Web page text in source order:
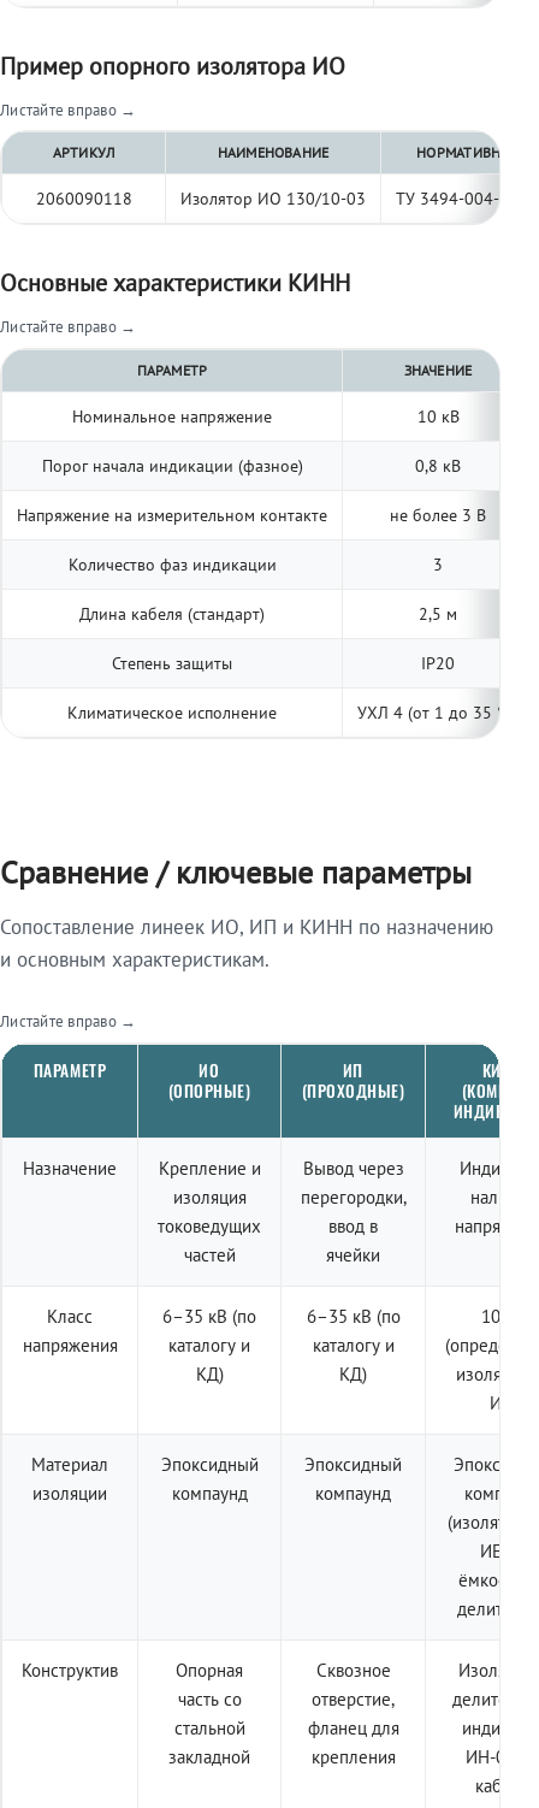
Пример опорного изолятора ИО
Листайте вправо →
АРТИКУЛ НАИМЕНОВАНИЕ НОРМАТИВНЫЙ
2060090118 Изолятор ИО 130/10-03 ТУ 3494-004-
Основные характеристики КИНН
Листайте вправо →
ПАРАМЕТР ЗНАЧЕНИЕ
Номинальное напряжение 10 кВ
Порог начала индикации (фазное) 0,8 кВ
Напряжение на измерительном контакте не более 3 В
Количество фаз индикации 3
Длина кабеля (стандарт) 2,5 м
Степень защиты IP20
Климатическое исполнение УХЛ 4 (от 1 до 35 °С)
Сравнение / ключевые параметры
Сопоставление линеек ИО, ИП и КИНН по назначению
и основным характеристикам.
Листайте вправо →
ПАРАМЕТР
ИО
(ОПОРНЫЕ)
ИП
(ПРОХОДНЫЕ)
КИНН
Назначение
Крепление и
изоляция
токоведущих
частей
Вывод через
перегородки,
ввод в
ячейки
наличия
Класс
напряжения
6–35 кВ (по
каталогу и
КД)
6–35 кВ (по
каталогу и
КД)
10 кВ
ИЕ)
Материал
изоляции
Эпоксидный
компаунд
Эпоксидный
компаунд
компаунд
(изолятор
ИЕп с
Конструктив
Опорная
часть со
стальной
закладной
Сквозное
отверстие,
фланец для
крепления
Изолятор
ИН-001 +
кабель